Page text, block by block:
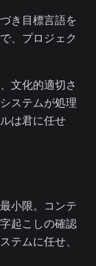
き目標言語を
、プロジェク
文化的適切さ
ステムが処理
は君に任せ
小限。コンテ
起こしの確認
テムに任せ、